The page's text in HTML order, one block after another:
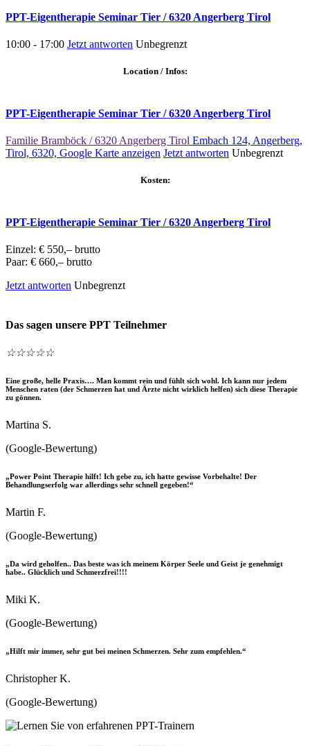
PPT-Eigentherapie Seminar Tier / 6320 Angerberg Tirol
10:00 - 17:00 Jetzt antworten Unbegrenzt
Location / Infos:
PPT-Eigentherapie Seminar Tier / 6320 Angerberg Tirol
Familie Bramböck / 6320 Angerberg Tirol Embach 124, Angerberg,
Tirol, 6320, Google Karte anzeigen Jetzt antworten Unbegrenzt
Kosten:
PPT-Eigentherapie Seminar Tier / 6320 Angerberg Tirol
Einzel: € 550,– brutto
Paar: € 660,– brutto
Jetzt antworten Unbegrenzt
Das sagen unsere PPT Teilnehmer
☆☆☆☆☆
Eine große, helle Praxis…. Man kommt rein und fühlt sich wohl. Ich kann nur jedem
Menschen raten (der Schmerzen hat und Ärzte nicht wirklich helfen) sich diese Therapie
zu gönnen.
Martina S.
(Google-Bewertung)
„Power Point Therapie hilft! Ich gebe zu, ich hatte gewisse Vorbehalte! Der
Behandlungserfolg war allerdings sehr schnell gegeben!“
Martin F.
(Google-Bewertung)
„Da wird geholfen.. Das beste was ich meinem Körper Seele und Geist je genehmigt
habe.. Glücklich und Schmerzfrei!!!!
Miki K.
(Google-Bewertung)
„Hilft mir immer, sehr gut bei meinen Schmerzen. Sehr zum empfehlen.“
Christopher K.
(Google-Bewertung)